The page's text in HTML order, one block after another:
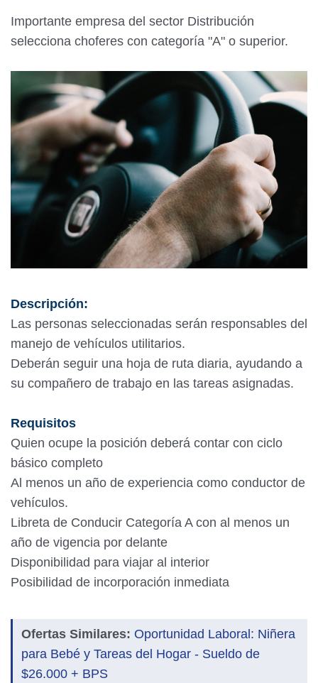
Importante empresa del sector Distribución
selecciona choferes con categoría "A" o superior.
Descripción:
Las personas seleccionadas serán responsables del
manejo de vehículos utilitarios.
Deberán seguir una hoja de ruta diaria, ayudando a
su compañero de trabajo en las tareas asignadas.
Requisitos
Quien ocupe la posición deberá contar con ciclo
básico completo
Al menos un año de experiencia como conductor de
vehículos.
Libreta de Conducir Categoría A con al menos un
año de vigencia por delante
Disponibilidad para viajar al interior
Posibilidad de incorporación inmediata
Ofertas Similares: Oportunidad Laboral: Niñera
para Bebé y Tareas del Hogar - Sueldo de
$26.000 + BPS